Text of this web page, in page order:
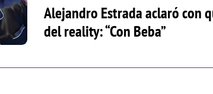
Alejandro Estrada aclaró con
del reality: “Con Beba”